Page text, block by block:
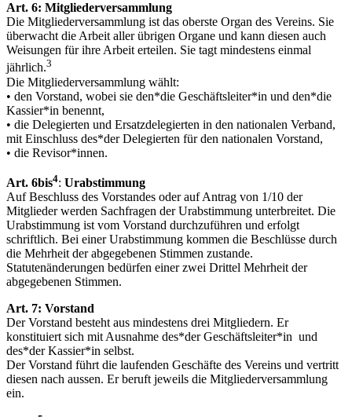
Art. 6: Mitgliederversammlung
Die Mitgliederversammlung ist das oberste Organ des Vereins. Sie
überwacht die Arbeit aller übrigen Organe und kann diesen auch
Weisungen für ihre Arbeit erteilen. Sie tagt mindestens einmal
jährlich.3
Die Mitgliederversammlung wählt:
• den Vorstand, wobei sie den*die Geschäftsleiter*in und den*die
Kassier*in benennt,
• die Delegierten und Ersatzdelegierten in den nationalen Verband,
mit Einschluss des*der Delegierten für den nationalen Vorstand,
• die Revisor*innen.
Art. 6bis4: Urabstimmung
Auf Beschluss des Vorstandes oder auf Antrag von 1/10 der
Mitglieder werden Sachfragen der Urabstimmung unterbreitet. Die
Urabstimmung ist vom Vorstand durchzuführen und erfolgt
schriftlich. Bei einer Urabstimmung kommen die Beschlüsse durch
die Mehrheit der abgegebenen Stimmen zustande.
Statutenänderungen bedürfen einer zwei Drittel Mehrheit der
abgegebenen Stimmen.
Art. 7: Vorstand
Der Vorstand besteht aus mindestens drei Mitgliedern. Er
konstituiert sich mit Ausnahme des*der Geschäftsleiter*in und
des*der Kassier*in selbst.
Der Vorstand führt die laufenden Geschäfte des Vereins und vertritt
diesen nach aussen. Er beruft jeweils die Mitgliederversammlung
ein.